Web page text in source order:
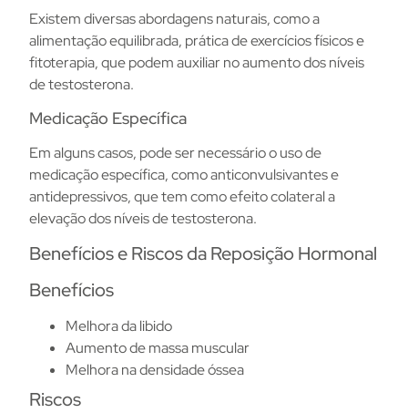
Existem diversas abordagens naturais, como a
alimentação equilibrada, prática de exercícios físicos e
fitoterapia, que podem auxiliar no aumento dos níveis
de testosterona.
Medicação Específica
Em alguns casos, pode ser necessário o uso de
medicação específica, como anticonvulsivantes e
antidepressivos, que tem como efeito colateral a
elevação dos níveis de testosterona.
Benefícios e Riscos da Reposição Hormonal
Benefícios
Melhora da libido
Aumento de massa muscular
Melhora na densidade óssea
Riscos